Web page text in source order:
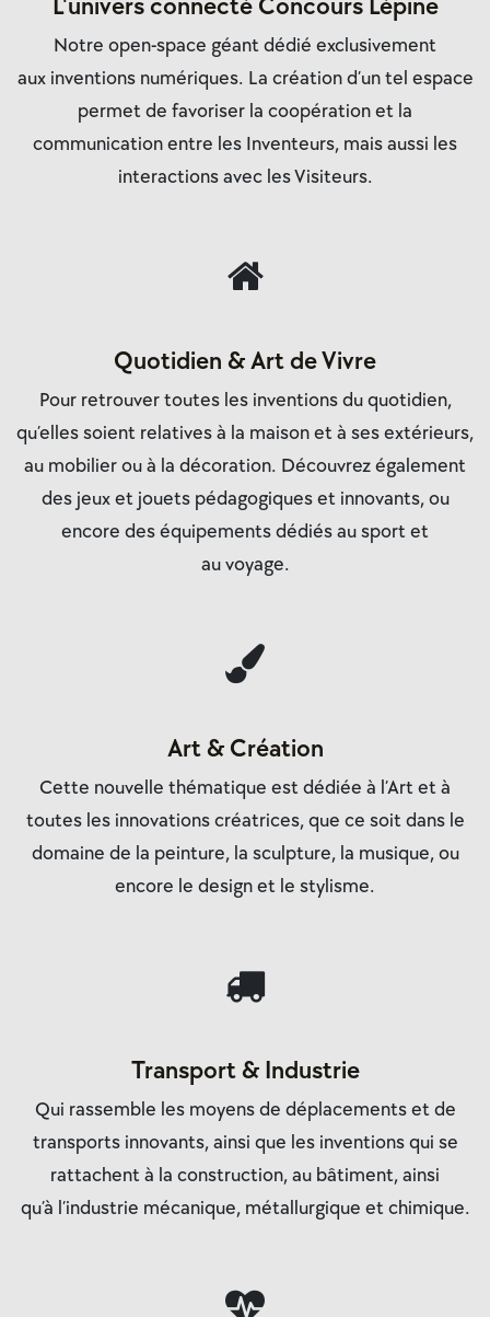
L'univers connecté Concours Lépine
Notre open-space géant dédié exclusivement
aux inventions numériques. La création d’un tel espace
permet de favoriser la coopération et la
communication entre les Inventeurs, mais aussi les
interactions avec les Visiteurs.
Quotidien & Art de Vivre
Pour retrouver toutes les inventions du quotidien,
qu’elles soient relatives à la maison et à ses extérieurs,
au mobilier ou à la décoration. Découvrez également
des jeux et jouets pédagogiques et innovants, ou
encore des équipements dédiés ausport et
auvoyage.
Art & Création
Cette nouvelle thématique est dédiée à l’Art et à
toutes les innovations créatrices, que ce soit dans le
domaine de la peinture, la sculpture, la musique,ou
encore le designet le stylisme.
Transport & Industrie
Qui rassemble les moyens de déplacements et de
transports innovants,ainsi que les inventions qui se
rattachent à la construction, au bâtiment, ainsi
qu’à l’industrie mécanique, métallurgique et chimique.